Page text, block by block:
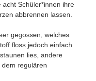
Schüler*innen ihre
abbrennen lassen.
gegossen, welches
floss jedoch einfach
lies, andere
dem regulären